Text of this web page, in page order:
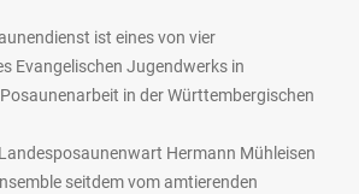
ist eines von vier
Evangelischen Jugendwerks in
in der Württembergischen
Hermann Mühleisen
seitdem vom amtierenden